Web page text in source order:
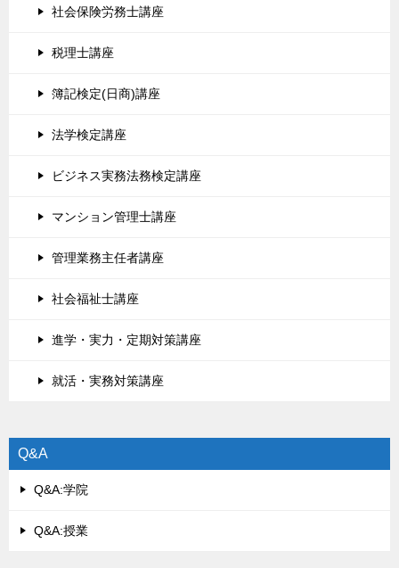
社会保険労務士講座
税理士講座
簿記検定(日商)講座
法学検定講座
ビジネス実務法務検定講座
マンション管理士講座
管理業務主任者講座
社会福祉士講座
進学・実力・定期対策講座
就活・実務対策講座
Q&A
Q&A:学院
Q&A:授業